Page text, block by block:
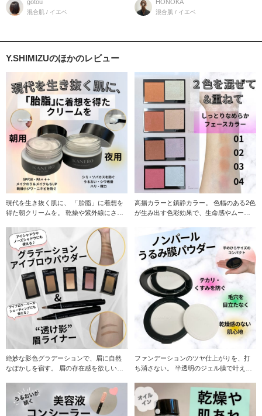
gotou
混合肌 / イエベ
HONOKA
混合肌 / イエベ
Y.SHIMIZUのほかのレビュー
現代を生き抜く肌に、 「胎脂」に着想を
得た朝クリームを。 乾燥や紫外線にさら
高揚カラーと鎮静カラー。 色幅のある2色
が生み出す色彩効果で、生命感やムード
絶妙な影色グラデーションで、眉に自然
なぼかしを宿す。 眉の存在感を欲しいま
ファンデーションのツヤ仕上がりを、打
ち消さない。 半透明のジェル膜で叶え